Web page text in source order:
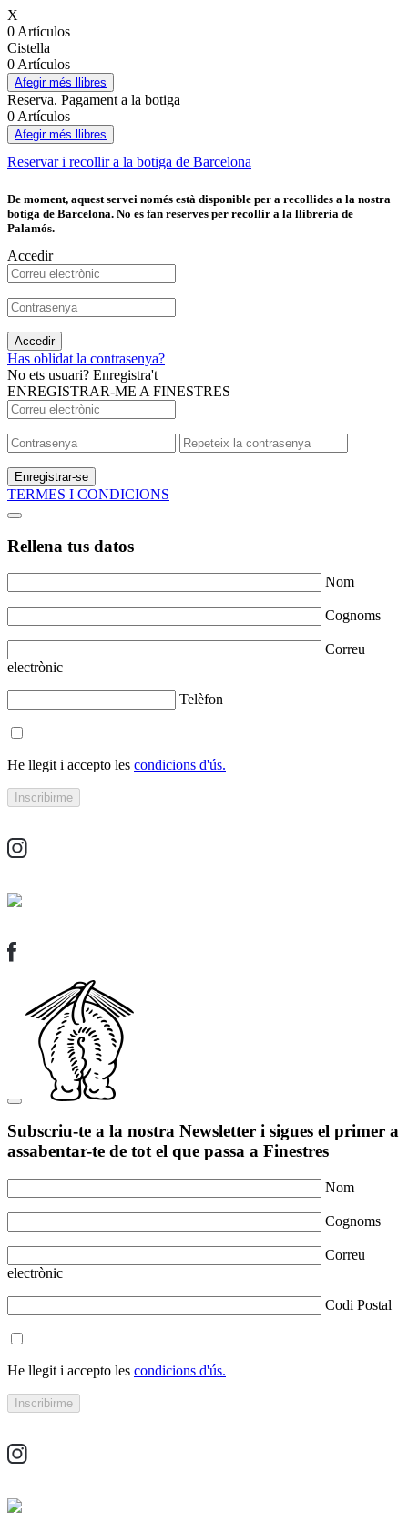
X
0 Artículos
Cistella
0 Artículos
Afegir més llibres
Reserva. Pagament a la botiga
0 Artículos
Afegir més llibres
Reservar i recollir a la botiga de Barcelona
De moment, aquest servei només està disponible per a recollides a la nostra
botiga de Barcelona. No es fan reserves per recollir a la llibreria de
Palamós.
Accedir
Accedir
Has oblidat la contrasenya?
No ets usuari? Enregistra't
ENREGISTRAR-ME A FINESTRES
Enregistrar-se
TERMES I CONDICIONS
Rellena tus datos
Nom
Cognoms
Correu
electrònic
Telèfon
He llegit i accepto les condicions d'ús.
Subscriu-te a la nostra Newsletter i sigues el primer a
assabentar-te de tot el que passa a Finestres
Nom
Cognoms
Correu
electrònic
Codi Postal
He llegit i accepto les condicions d'ús.